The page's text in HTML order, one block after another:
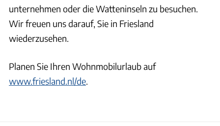
unternehmen oder die Watteninseln zu besuchen.
Wir freuen uns darauf, Sie in Friesland
wiederzusehen.
Planen Sie Ihren Wohnmobilurlaub auf
www.friesland.nl/de